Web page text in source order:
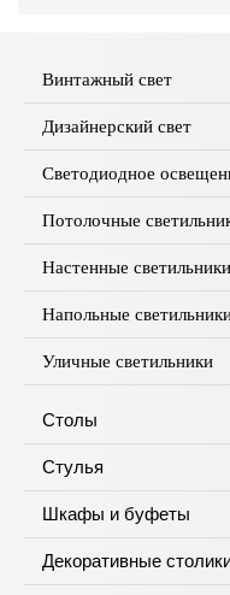
Винтажный свет
Дизайнерский свет
Светодиодное
Потолочные
Настенные светильники
Напольные
Уличные светильники
Столы
Стулья
Шкафы и буфеты
Декоративные